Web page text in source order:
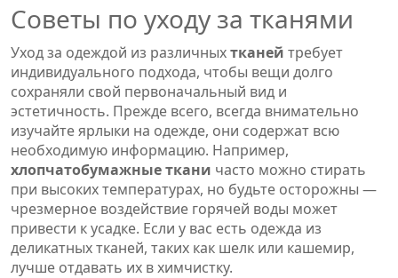
Советы по уходу за тканями
Уход за одеждой из различныхтканей требует
индивидуального подхода, чтобы вещи долго
сохраняли свой первоначальный вид и
эстетичность. Прежде всего, всегда внимательно
изучайте ярлыки на одежде, они содержат всю
необходимую информацию. Например,
хлопчатобумажные ткани часто можно стирать
при высоких температурах, но будьте осторожны —
чрезмерное воздействие горячей воды может
привести к усадке. Если у вас есть одежда из
деликатных тканей, таких как шелк или кашемир,
лучше отдавать их в химчистку.